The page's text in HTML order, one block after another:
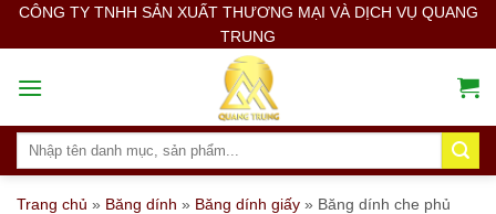
SkipCÔNG TY TNHH SẢN XUẤT THƯƠNG MẠI VÀ DỊCH VỤ QUANG
TRUNG
Search
Trang chủ » Băng dính » Băng dính giấy » Băng dính che phủ